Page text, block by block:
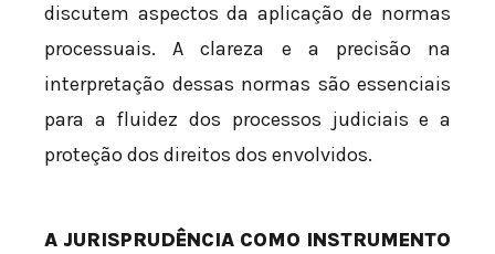
discutem aspectos da aplicação de normas
processuais. A clareza e a precisão na
interpretação dessas normas são essenciais
para a fluidez dos processos judiciais e a
proteção dos direitos dos envolvidos.
A JURISPRUDÊNCIA COMO INSTRUMENTO